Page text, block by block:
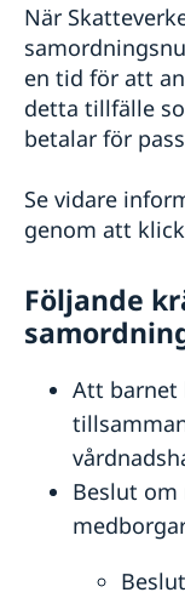
kvällstid och
Körkort i
Ambassadens
Aktuella
Terrorism
Hälso- och
Lokala lagar och
Kriminalitet och
Resa i landet
När
en tid för att
detta tillfälle
betalar för
Se vidare
genom att
Följande
Att barnet
Beslut